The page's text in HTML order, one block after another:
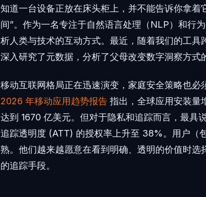
知道一台设备正放在床头柜上，并不能告诉你拿着
间”。作为一名专注于自然语言处理（NLP）和行
析人类与技术的互动方式。最近，随着我们的工
深入研究了元数据，分析了父母改变数字洞察方式
移动互联网格局正在迅速演变，家庭安全策略也必
2026 年移动应用趋势报告 指出，全球应用安装量
达到 1670 亿美元。但对于隐私和追踪而言，最具
追踪透明度 (ATT) 的授权率上升至 38%。用户（
熟。他们越来越愿意在看到明确、透明的价值时
的追踪手段。